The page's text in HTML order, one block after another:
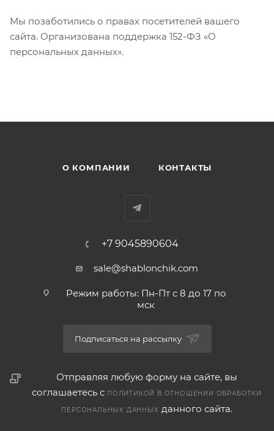
Мы позаботились о правах посетителей вашего
сайта. Организована поддержка 152-ФЗ «О
персональных данных».
О КОМПАНИИ КОНТАКТЫ
+7 9045890604
sale@shablonchik.com
Режим работы: Пн-Пт с 8 до 17 по
мск
Подписаться на рассылку
Отправляя любую форму на сайте, вы
соглашаетесь с ПОЛИТИКОЙ В ОТНОШЕНИИ ОБРАБОТКИ
ПЕРСОНАЛЬНЫХ ДАННЫХ данного сайта.